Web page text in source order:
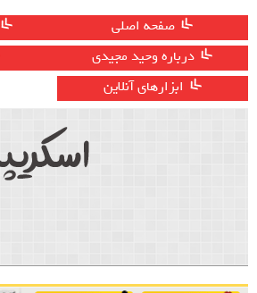
صفحه اصلی
درباره وحید مجیدی
ابزارهای آنلاین